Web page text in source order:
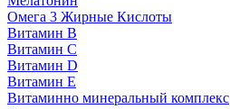
Омега 3 Жирные Кислоты
Витамин B
Витамин C
Витамин D
Витамин E
Витаминно минеральный комплекс